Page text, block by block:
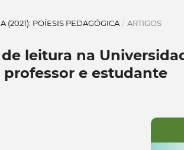
(2021): POÍESIS PEDAGÓGICA / ARTIGOS
leitura na
professor e estudante